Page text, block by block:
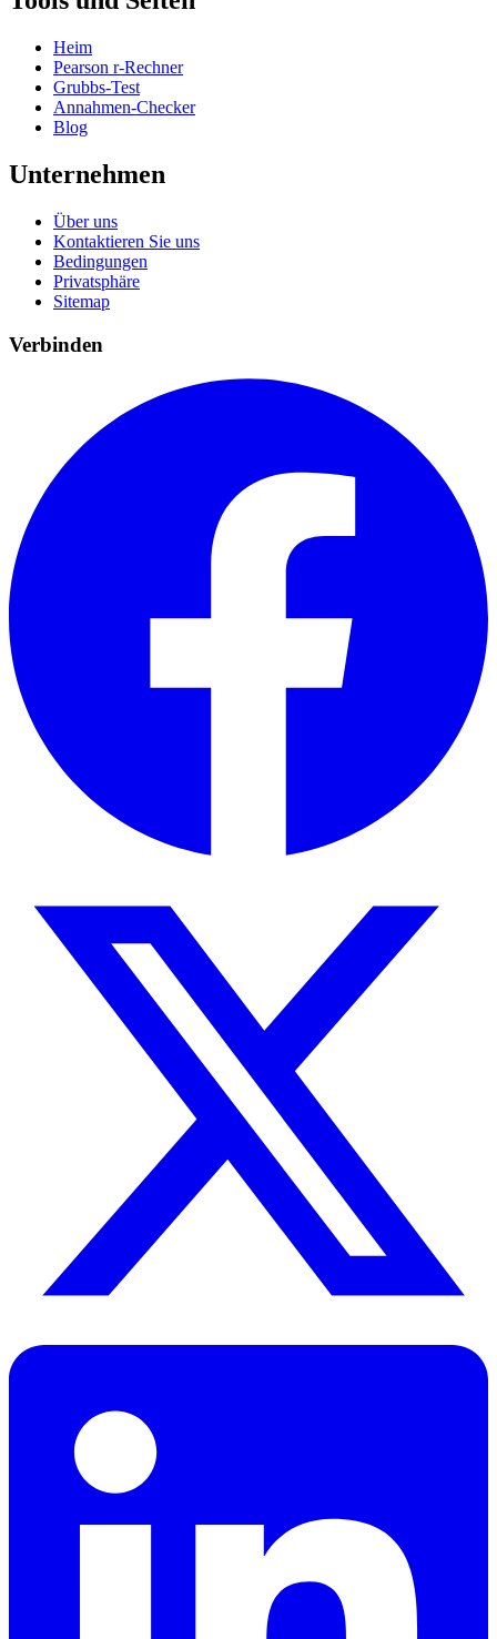
Heim
Pearson r-Rechner
Grubbs-Test
Annahmen-Checker
Blog
Unternehmen
Über uns
Kontaktieren Sie uns
Bedingungen
Privatsphäre
Sitemap
Verbinden